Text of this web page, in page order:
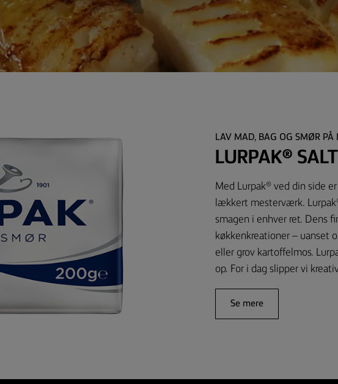
LAV MAD, BAG OG SMØR PÅ
LURPAK®
Med Lurpak® ved din side
lækkert mesterværk.
smagen i enhver ret. Dens
køkkenkreationer – uanset
eller grov kartoffelmos.
op. For i dag slipper vi
Se mere